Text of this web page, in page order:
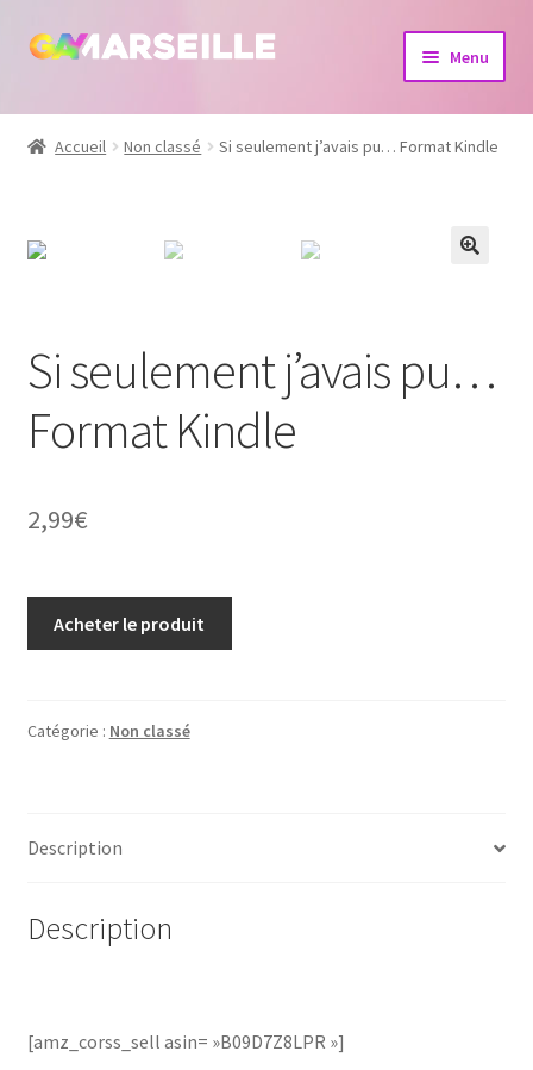
Aller
navigation
Aller
Menu
Boutique
Calendrier
Livres
Accueil Non classé Si seulement j’avais pu… Format Kindle
Si seulement j’avais pu…
Format Kindle
2,99€
Acheter le produit
Catégorie : Non classé
Description
Description
[amz_corss_sell asin= »B09D7Z8LPR »]